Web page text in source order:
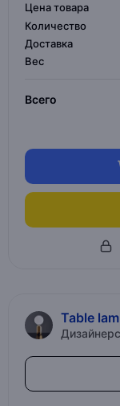
Цена товара
Количество
Доставка
Вес
Всего
Table